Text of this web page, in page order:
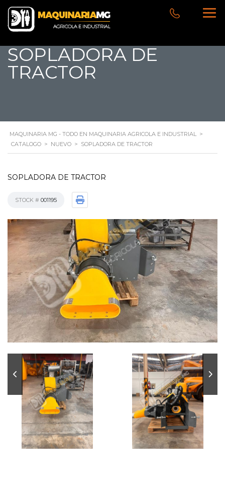
SOPLADORA DE
TRACTOR
MAQUINARIA MG - TODO EN MAQUINARIA AGRICOLA E INDUSTRIAL >
CATALOGO > NUEVO > SOPLADORA DE TRACTOR
SOPLADORA DE TRACTOR
STOCK # 001195